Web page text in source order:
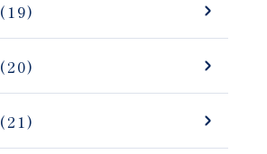
(19)
(20)
(21)